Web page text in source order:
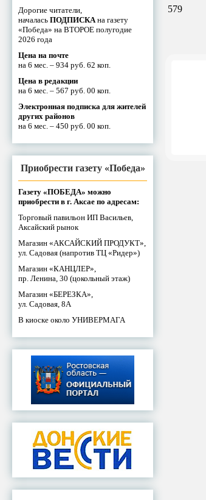
Дорогие читатели,
началась ПОДПИСКАна газету
«Победа» на ВТОРОЕ полугодие
2026 года
Цена на почте
на 6 мес. – 934 руб. 62 коп.
Цена в редакции
на 6 мес. – 567 руб. 00 коп.
Электронная подписка для жителей
других районов
на 6 мес. – 450 руб. 00 коп.
Приобрести газету «Победа»
Газету «ПОБЕДА» можно
приобрести в г. Аксае по адресам:
Торговый павильон ИП Васильев,
Аксайский рынок
Магазин «АКСАЙСКИЙ ПРОДУКТ»,
ул. Садовая (напротив ТЦ «Ридер»)
Магазин «КАНЦЛЕР»,
пр. Ленина, 30 (цокольный этаж)
Магазин «БЕРЕЗКА»,
ул. Садовая, 8А
В киоске около УНИВЕРМАГА
579